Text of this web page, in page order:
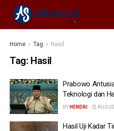
Home Tag Hasil
Tag: Hasil
Prabowo
Teknologi dan
BY HENDRI
Hasil Uji Kadar